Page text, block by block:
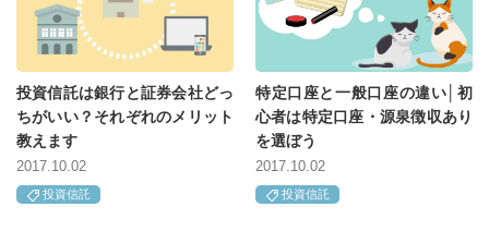
投資信託は銀行と証券会社どっ
ちがいい？それぞれのメリット
教えます
2017.10.02
投資信託
特定口座と一般口座の違い│初
心者は特定口座・源泉徴収あり
を選ぼう
2017.10.02
投資信託